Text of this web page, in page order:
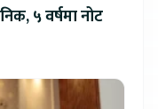
५ वर्षमा नोट